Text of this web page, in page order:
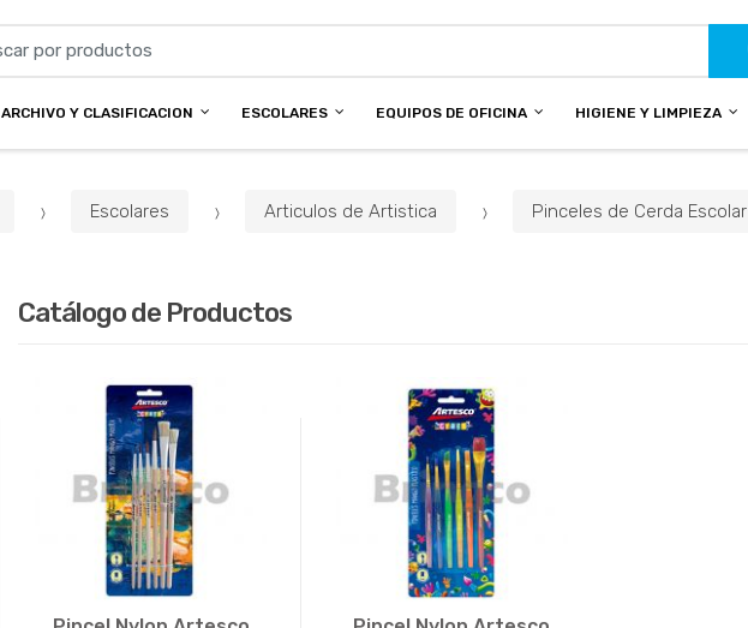
ARCHIVO Y CLASIFICACION ESCOLARES EQUIPOS DE OFICINA HIGIENE Y LIMPIEZA
Escolares Articulos de Artistica Pinceles de Cerda Escolar
Catálogo de Productos